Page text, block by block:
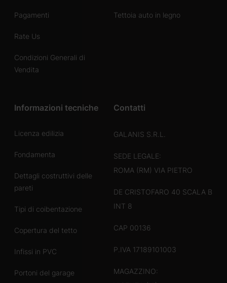
Pagamenti
Rate Us
Condizioni Generali di
Vendita
Tettoia auto in legno
Informazioni tecniche
Licenza edilizia
Fondamenta
Dettagli costruttivi delle
pareti
Tipi di coibentazione
Copertura del tetto
Infissi in PVC
Portoni del garage
Contatti
GALANIS S.R.L.
SEDE LEGALE:
ROMA (RM) VIA PIETRO
DE CRISTOFARO 40 SCALA B
INT 8
CAP 00136
P.IVA 17189101003
MAGAZZINO: